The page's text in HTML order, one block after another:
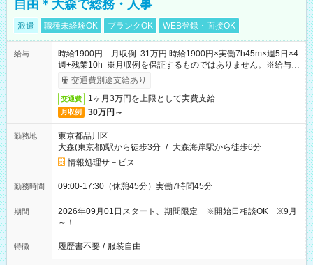
自由＊大森で総務・人事
派遣 職種未経験OK ブランクOK WEB登録・面接OK
給与
時給1900円 月収例 31万円 時給1900円×実働7h45m×週5日×4
週+残業10h ※月収例を保証するものではありません。※給与即
受取りサービス利用可（利用条件有）
交通費別途支給あり
交通費 1ヶ月3万円を上限として実費支給
月収例 30万円～
勤務地
東京都品川区
大森(東京都)駅から徒歩3分 / 大森海岸駅から徒歩6分
情報処理サ－ビス
勤務時間 09:00-17:30（休憩45分）実働7時間45分
期間
2026年09月01日スタート、期間限定 ※開始日相談OK ※9月
～！
特徴 履歴書不要 / 服装自由